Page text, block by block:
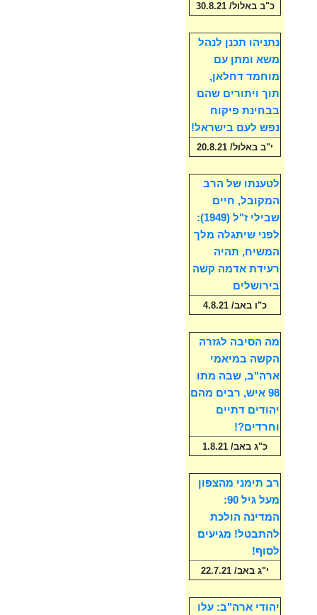
כ"ב באלול/ 30.8.21
נתניהו תכנן לנהל
משא ומתן עם
מוחמד דחלאן,
תוך ויתורים שהם
בבחינת פיקוח
נפש לעם בישראל!
י"ב באלול/ 20.8.21
לטענתו של הרב
המקובל, חיים
שבילי ז"ל (1949):
לפני שיתגלה מלך
המשיח, תהיה
רעידת אדמה קשה
בירושלים
כ"ו באב/ 4.8.21
מה הסיבה לגזרה
הקשה במיאמי
ארה"ב, שבה מתו
98 איש, רבים מהם
יהודים דתיים
וחרדים?!
כ"ג באב/ 1.8.21
רב תימני מהצפון
מעל גיל 90:
המדינה הולכת
להתבטל! מגיעים
לסוף!
י"ג באב/ 22.7.21
יהודי ארה"ב: עלו